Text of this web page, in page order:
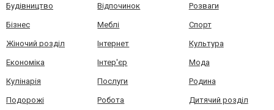
Будівництво Відпочинок Розваги
Бізнес Меблі Спорт
Жіночий розділ Інтернет Культура
Економіка Інтер'єр Мода
Кулінарія Послуги Родина
Подорожі Робота Дитячий розділ